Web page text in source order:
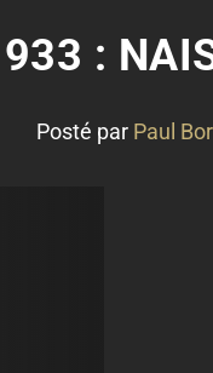
:
Posté par Paul